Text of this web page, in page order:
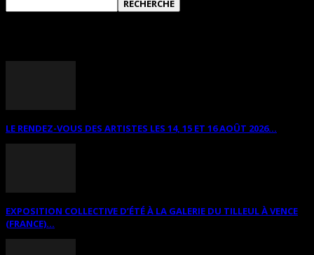
LE RENDEZ-VOUS DES ARTISTES LES 14, 15 ET 16 AOÛT 2026...
EXPOSITION COLLECTIVE D’ÉTÉ À LA GALERIE DU TILLEUL À VENCE
(FRANCE)...